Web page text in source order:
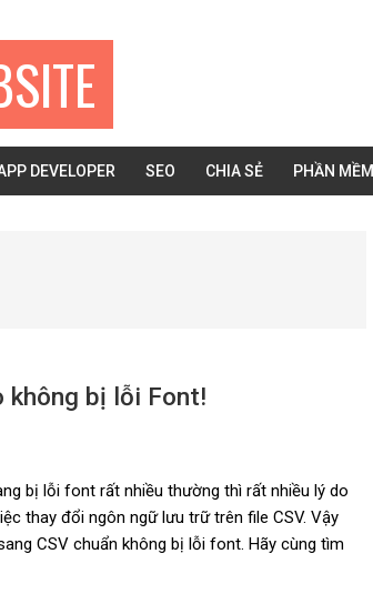
DEVELOPER SEO CHIA SẺ PHẦN MỀM
không bị lỗi Font!
bị lỗi font rất nhiều thường thì rất nhiều lý do
thay đổi ngôn ngữ lưu trữ trên file CSV. Vậy
CSV chuẩn không bị lỗi font. Hãy cùng tìm